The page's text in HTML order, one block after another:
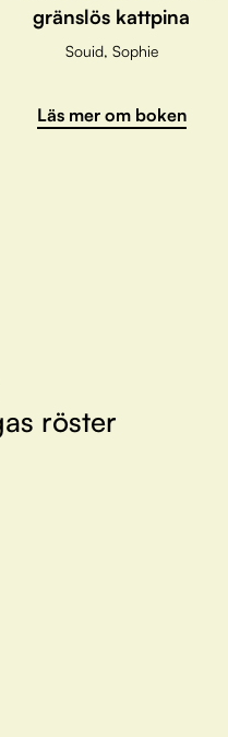
gränslös kattpina
Souid, Sophie
Läs mer om boken
röster